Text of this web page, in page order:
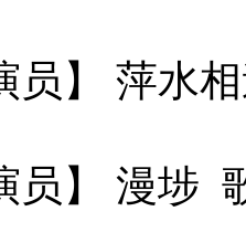
员】 萍水
员】 漫埗